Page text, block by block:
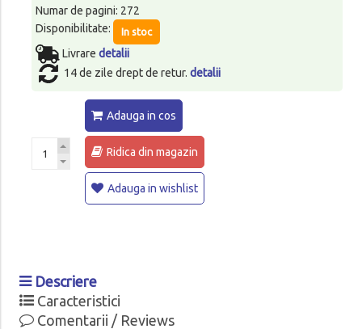
Numar de pagini: 272
Disponibilitate:
In stoc
Livrare detalii
14 de zile drept de retur. detalii
Adauga in cos
Ridica din magazin
Adauga in wishlist
Descriere
Caracteristici
Comentarii / Reviews